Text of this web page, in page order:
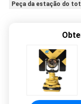
Peça da estação do